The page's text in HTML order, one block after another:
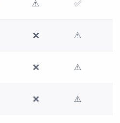
⚠️ ✅
❌ ⚠️
❌ ⚠️
❌ ⚠️